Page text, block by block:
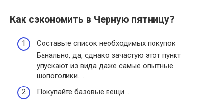
Как сэкономить в Черную пятницу?
Составьте список необходимых покупок
Банально, да, однако зачастую этот пункт
упускают из вида даже самые опытные
шопоголики. …
Покупайте базовые вещи …